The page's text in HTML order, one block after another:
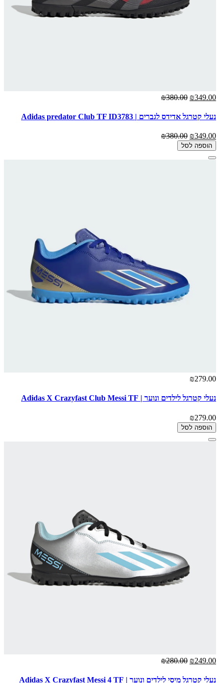
₪349.00
₪380.00
נעלי קטרגל אדידס לגברים | Adidas predator Club TF ID3783
₪349.00
₪380.00
הוספה לסל
₪279.00
נעלי קטרגל לילדים ונוער | Adidas X Crazyfast Club Messi TF
₪279.00
הוספה לסל
₪249.00
₪280.00
נעלי קטרגל מיסי לילדים ונוער | Adidas X Crazyfast Messi 4 TF